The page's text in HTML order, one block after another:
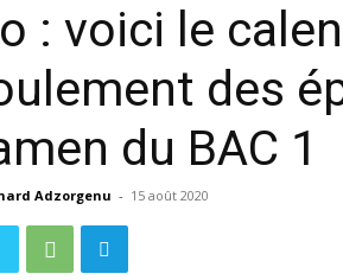
: voici le
des
du BAC 1
Adzorgenu - 15 août 2020